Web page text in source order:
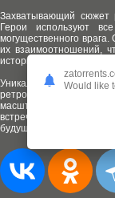
Захватывающий сюжет
Герои используют
могущественного
их взаимоотношений,
историей о семье и
Уникальный
ретрофутуризма.
масштабные декорации
встречается с
будущей саге
Would like